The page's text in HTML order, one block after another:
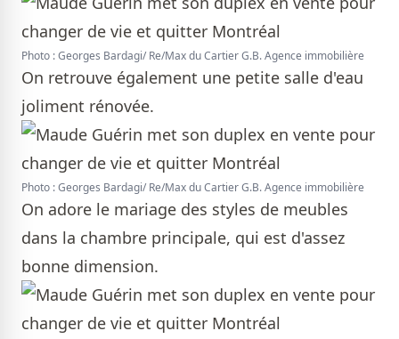
Photo : Georges Bardagi/ Re/Max du Cartier G.B. Agence immobilière
On retrouve également une petite salle d'eau
joliment rénovée.
Photo : Georges Bardagi/ Re/Max du Cartier G.B. Agence immobilière
On adore le mariage des styles de meubles
dans la chambre principale, qui est d'assez
bonne dimension.